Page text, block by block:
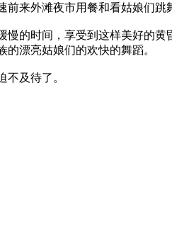
来外滩夜市用餐和看姑娘们
的时间，享受到这样美好的
漂亮姑娘们的欢快的舞蹈。
及待了。